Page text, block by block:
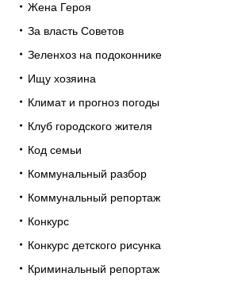
Жена Героя
За власть Советов
Зеленхоз на подоконнике
Ищу хозяина
Климат и прогноз погоды
Клуб городского жителя
Код семьи
Коммунальный разбор
Коммунальный репортаж
Конкурс
Конкурс детского рисунка
Криминальный репортаж